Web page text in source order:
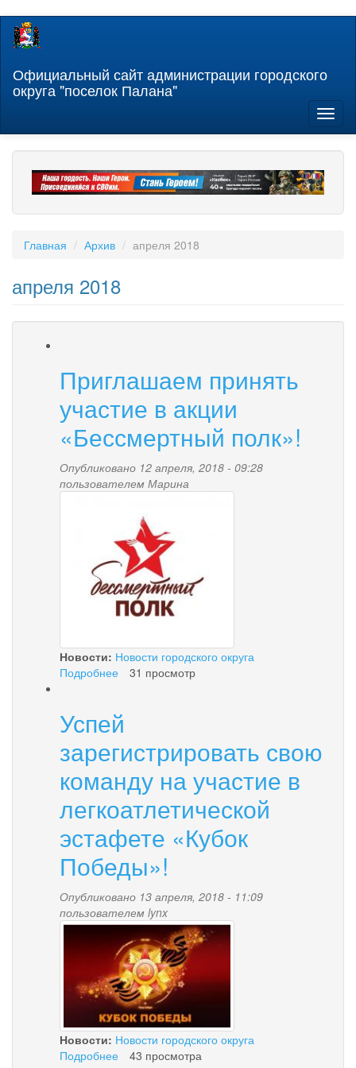
Перейти
содержанию
Официальный сайт администрации городского
округа "поселок Палана"
Главная Архив апреля 2018
апреля 2018
Приглашаем принять
участие в акции
«Бессмертный полк»!
Опубликовано 12 апреля, 2018 - 09:28
пользователем Марина
Новости: Новости городского округа
Подробнее
участие
в
акции
«Бессмертный
полк»!
31 просмотр
Успей
зарегистрировать свою
команду на участие в
легкоатлетической
эстафете «Кубок
Победы»!
Опубликовано 13 апреля, 2018 - 11:09
пользователем lynx
Новости: Новости городского округа
Подробнее
43 просмотра